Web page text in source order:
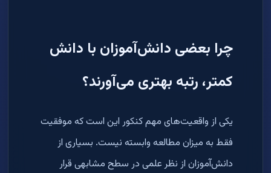
چرا بعضی دانش‌آموزان با دانش
کمتر، رتبه بهتری می‌آورند؟
یکی از واقعیت‌های مهم کنکور این است که موفقیت
فقط به میزان مطالعه وابسته نیست. بسیاری از
دانش‌آموزان از نظر علمی در سطح مشابهی قرار